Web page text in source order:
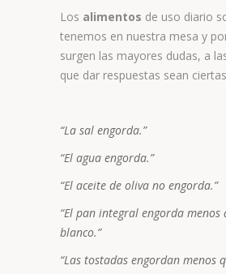
Los alimentos de uso diario
tenemos en nuestra mesa y
surgen las mayores dudas, a
que dar respuestas sean
“La sal engorda.”
“El agua engorda.”
“El aceite de oliva no engorda.”
“El pan integral engorda menos
blanco.”
“Las tostadas engordan menos